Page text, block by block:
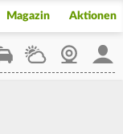
Magazin Aktionen
WetterWebcam